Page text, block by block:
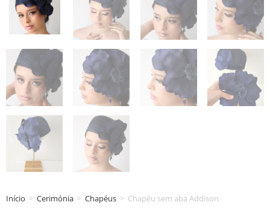
Início > Cerimónia > Chapéus > Chapéu sem aba Addison